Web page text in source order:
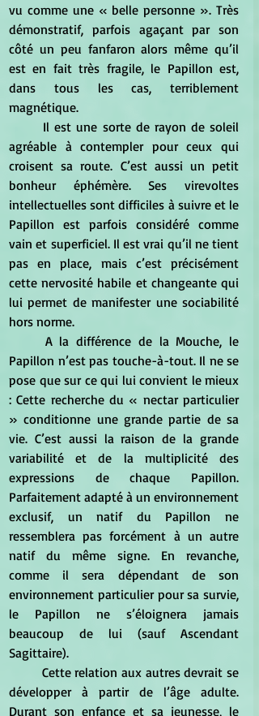
vu comme une « belle personne ». Très
démonstratif, parfois agaçant par son
côté un peu fanfaron alors même qu’il
est en fait très fragile, le Papillon est,
dans tous les cas, terriblement
magnétique.
agréable à contempler pour ceux qui
croisent sa route. C’est aussi un petit
bonheur éphémère. Ses virevoltes
intellectuelles sont difficiles à suivre et le
Papillon est parfois considéré comme
vain et superficiel. Il est vrai qu’il ne tient
pas en place, mais c’est précisément
cette nervosité habile et changeante qui
lui permet de manifester une sociabilité
hors norme.
Papillon n’est pas touche-à-tout. Il ne se
pose que sur ce qui lui convient le mieux
: Cette recherche du « nectar particulier
» conditionne une grande partie de sa
vie. C’est aussi la raison de la grande
variabilité et de la multiplicité des
expressions de chaque Papillon.
Parfaitement adapté à un environnement
exclusif, un natif du Papillon ne
ressemblera pas forcément à un autre
natif du même signe. En revanche,
comme il sera dépendant de son
environnement particulier pour sa survie,
le Papillon ne s’éloignera jamais
beaucoup de lui (sauf Ascendant
Sagittaire).
développer à partir de l’âge adulte.
Durant son enfance et sa jeunesse, le